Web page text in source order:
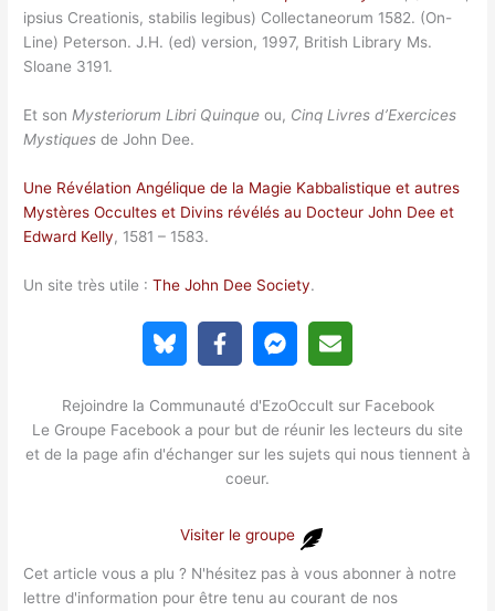
ipsius Creationis, stabilis legibus) Collectaneorum 1582. (On-
Line) Peterson. J.H. (ed) version, 1997, British Library Ms.
Sloane 3191.
Et son Mysteriorum Libri Quinque ou, Cinq Livres d’Exercices
Mystiques de John Dee.
Une Révélation Angélique de la Magie Kabbalistique et autres
Mystères Occultes et Divins révélés au Docteur John Dee et
Edward Kelly, 1581 – 1583.
Un site très utile :The John Dee Society.
Rejoindre la Communauté d'EzoOccult sur Facebook
Le Groupe Facebook a pour but de réunir les lecteurs du site
et de la page afin d'échanger sur les sujets qui nous tiennent à
coeur.
Visiter le groupe
Cet article vous a plu ? N'hésitez pas à vous abonner à notre
lettre d'information pour être tenu au courant de nos